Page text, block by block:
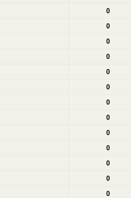
0
0
0
0
0
0
0
0
0
0
0
0
0